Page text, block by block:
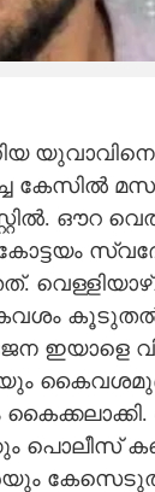
യുവാവിനെ
കേസിൽ
ഔറ
ഇയാളെ
പൊലീസ്